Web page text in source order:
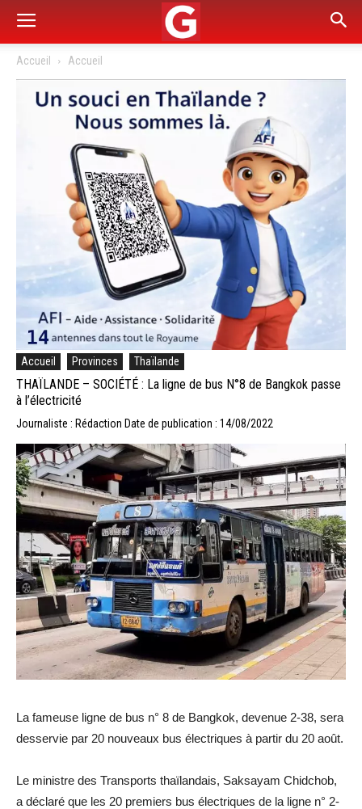
Accueil Accueil
Accueil Provinces Thaïlande
THAÏLANDE – SOCIÉTÉ : La ligne de bus N°8 de Bangkok passe
à l’électricité
Journaliste : Rédaction Date de publication : 14/08/2022
La fameuse ligne de bus n° 8 de Bangkok, devenue 2-38, sera
desservie par 20 nouveaux bus électriques à partir du 20 août.
Le ministre des Transports thaïlandais, Saksayam Chidchob,
a déclaré que les 20 premiers bus électriques de la ligne n° 2-